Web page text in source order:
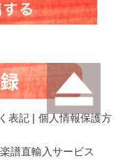
表記 | 個人情報保護方
楽譜直輸入サービス